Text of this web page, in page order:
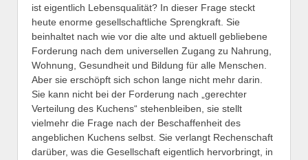
ist eigentlich Lebensqualität? In dieser Frage steckt
heute enorme gesellschaftliche Sprengkraft. Sie
beinhaltet nach wie vor die alte und aktuell gebliebene
Forderung nach dem universellen Zugang zu Nahrung,
Wohnung, Gesundheit und Bildung für alle Menschen.
Aber sie erschöpft sich schon lange nicht mehr darin.
Sie kann nicht bei der Forderung nach „gerechter
Verteilung des Kuchens“ stehenbleiben, sie stellt
vielmehr die Frage nach der Beschaffenheit des
angeblichen Kuchens selbst. Sie verlangt Rechenschaft
darüber, was die Gesellschaft eigentlich hervorbringt, in